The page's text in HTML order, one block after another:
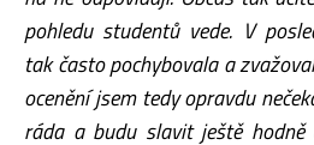
pohledu studentů vede. V
tak často pochybovala a
ocenění jsem tedy opravdu
ráda a budu slavit ještě